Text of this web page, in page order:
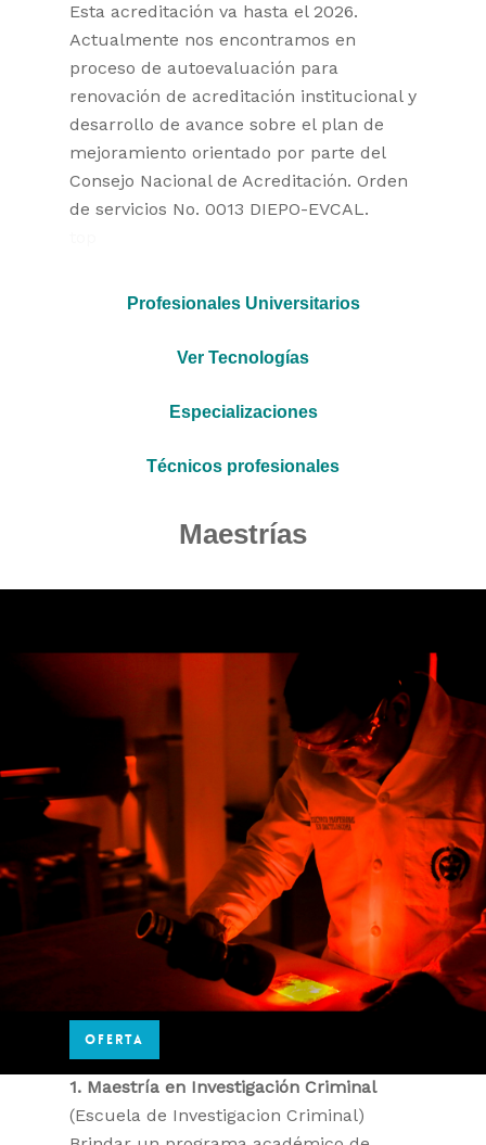
Esta acreditación va hasta el 2026.
Actualmente nos encontramos en
proceso de autoevaluación para
renovación de acreditación institucional y
desarrollo de avance sobre el plan de
mejoramiento orientado por parte del
Consejo Nacional de Acreditación. Orden
de servicios No. 0013 DIEPO-EVCAL.
Profesionales Universitarios
Ver Tecnologías
Especializaciones
Técnicos profesionales
Maestrías
OFERTA
1. Maestría en Investigación Criminal
(Escuela de Investigacion Criminal)